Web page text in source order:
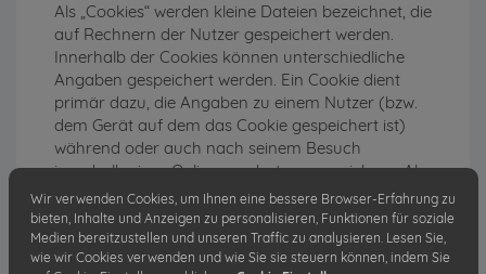
Als „Cookies“ werden kleine Dateien bezeichnet, die
auf Rechnern der Nutzer gespeichert werden.
Innerhalb der Cookies können unterschiedliche
Angaben gespeichert werden. Ein Cookie dient
primär dazu, die Angaben zu einem Nutzer (bzw.
dem Gerät auf dem das Cookie gespeichert ist)
während oder auch nach seinem Besuch
innerhalb eines Onlineangebotes zu speichern. Als
temporäre Cookies, bzw. „Session-Cookies“ oder
„transiente Cookies“, werden Cookies bezeichnet,
die gelöscht werden, nachdem ein Nutzer ein
Onlineangebot verlässt und seinen Browser
Wir verwenden Cookies, um Ihnen eine bessere Browser-Erfahrung zu
bieten, Inhalte und Anzeigen zu personalisieren, Funktionen für soziale
Medien bereitzustellen und unseren Traffic zu analysieren. Lesen Sie,
wie wir Cookies verwenden und wie Sie sie steuern können, indem Sie